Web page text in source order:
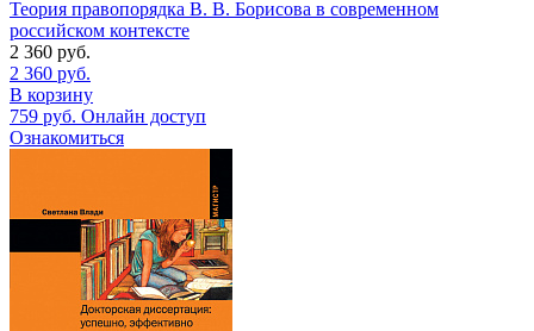
Теория правопорядка В. В. Борисова в современном
российском контексте
2 360 руб.
2 360 руб.
В корзину
759 руб. Онлайн доступ
Ознакомиться